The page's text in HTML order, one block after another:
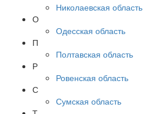
Николаевская область
О
Одесская область
П
Полтавская область
Р
Ровенская область
С
Сумская область